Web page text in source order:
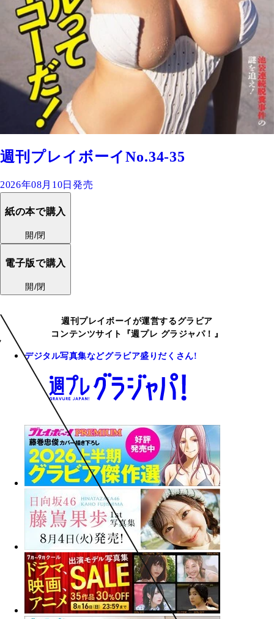
週刊プレイボーイNo.34-35
2026年08月10日発売
紙の本で購入
開/閉
電子版で購入
開/閉
週刊プレイボーイが運営するグラビア
コンテンツサイト『週プレ グラジャパ！』
デジタル写真集などグラビア盛りだくさん!